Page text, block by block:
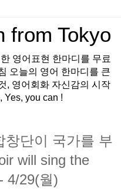
from Tokyo
영어표현 한마디를 무료
오늘의 영어 한마디를 큰
, 영어회화 자신감의 시작
Yes, you can !
창단이 국가를 부
will sing the
4/29(월)